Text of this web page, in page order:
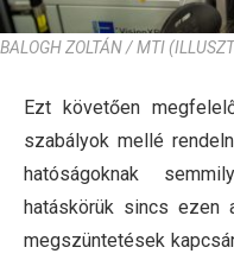
BALOGH ZOLTÁN / MTI
Ezt követően
szabályok mellé
hatóságoknak
hatáskörük sincs ezen
megszüntetések